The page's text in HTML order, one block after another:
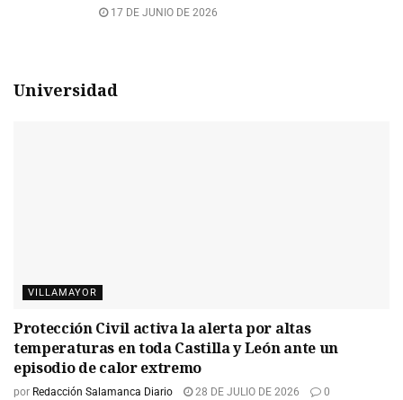
17 DE JUNIO DE 2026
Universidad
VILLAMAYOR
Protección Civil activa la alerta por altas
temperaturas en toda Castilla y León ante un
episodio de calor extremo
por Redacción Salamanca Diario 28 DE JULIO DE 2026 0